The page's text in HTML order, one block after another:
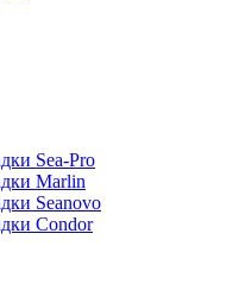
Sea-Pro
Marlin
Seanovo
Condor